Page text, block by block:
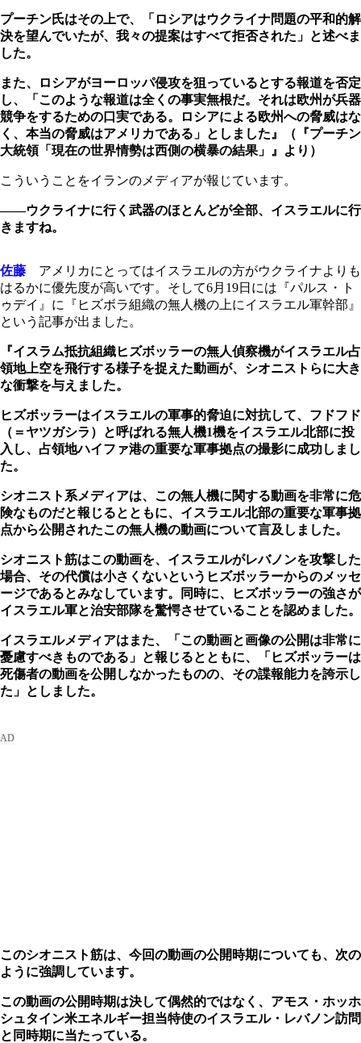
プーチン氏はその上で、「ロシアはウクライナ問題の平和的解
決を望んでいたが、我々の提案はすべて拒否された」と述べま
した。
また、ロシアがヨーロッパ侵攻を狙っているとする報道を否定
し、「このような報道は全くの事実無根だ。それは欧州が兵器
競争をするための口実である。ロシアによる欧州への脅威はな
く、本当の脅威はアメリカである」としました』（『プーチン
大統領「現在の世界情勢は西側の横暴の結果」』より）
こういうことをイランのメディアが報じています。
――ウクライナに行く武器のほとんどが全部、イスラエルに行
きますね。
佐藤 アメリカにとってはイスラエルの方がウクライナよりも
はるかに優先度が高いです。そして6月19日には『パルス・ト
ゥデイ』に『ヒズボラ組織の無人機の上にイスラエル軍幹部』
という記事が出ました。
『イスラム抵抗組織ヒズボッラーの無人偵察機がイスラエル占
領地上空を飛行する様子を捉えた動画が、シオニストらに大き
な衝撃を与えました。
ヒズボッラーはイスラエルの軍事的脅迫に対抗して、フドフド
（＝ヤツガシラ）と呼ばれる無人機1機をイスラエル北部に投
入し、占領地ハイファ港の重要な軍事拠点の撮影に成功しまし
た。
シオニスト系メディアは、この無人機に関する動画を非常に危
険なものだと報じるとともに、イスラエル北部の重要な軍事拠
点から公開されたこの無人機の動画について言及しました。
シオニスト筋はこの動画を、イスラエルがレバノンを攻撃した
場合、その代償は小さくないというヒズボッラーからのメッセ
ージであるとみなしています。同時に、ヒズボッラーの強さが
イスラエル軍と治安部隊を驚愕させていることを認めました。
イスラエルメディアはまた、「この動画と画像の公開は非常に
憂慮すべきものである」と報じるとともに、「ヒズボッラーは
死傷者の動画を公開しなかったものの、その諜報能力を誇示し
た」としました。
このシオニスト筋は、今回の動画の公開時期についても、次の
ように強調しています。
この動画の公開時期は決して偶然的ではなく、アモス・ホッホ
シュタイン米エネルギー担当特使のイスラエル・レバノン訪問
と同時期に当たっている。